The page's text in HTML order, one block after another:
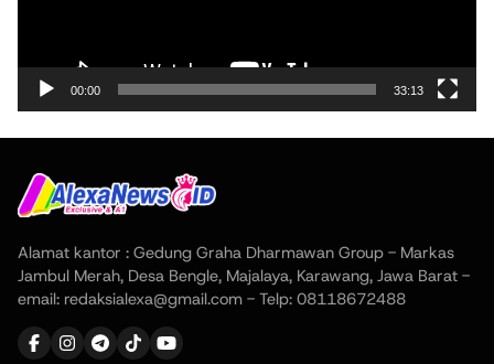
00:00 33:13
Alamat kantor : Gedung Graha Dharmawan Group - Markas
Jambul Merah, Desa Bengle, Majalaya, Karawang, Jawa Barat -
email: redaksialexa@gmail.com - Telp: 08118672488